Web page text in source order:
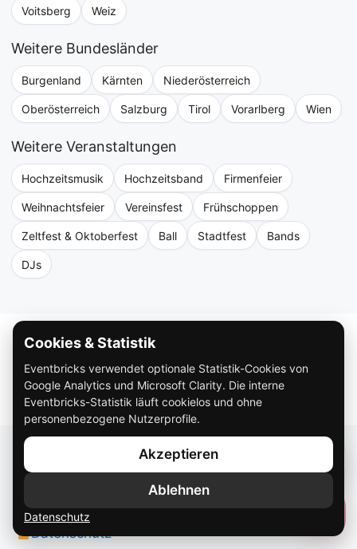
Voitsberg Weiz
Weitere Bundesländer
Burgenland Kärnten Niederösterreich
Oberösterreich Salzburg Tirol Vorarlberg Wien
Weitere Veranstaltungen
Hochzeitsmusik Hochzeitsband Firmenfeier
Weihnachtsfeier Vereinsfest Frühschoppen
Zeltfest & Oktoberfest Ball Stadtfest Bands
DJs
Über Eventbricks
So funktioniert Eventbricks
Impressum
Datenschutz
Cookies & Statistik
Eventbricks verwendet optionale Statistik-Cookies von
Google Analytics und Microsoft Clarity. Die interne
Eventbricks-Statistik läuft cookielos und ohne
personenbezogene Nutzerprofile.
Akzeptieren
Ablehnen
Datenschutz